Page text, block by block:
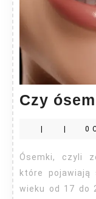
Czy
0
Ósemki, czyli zęby mądrości, to ostatnie zęby,
które
wieku od 17 do